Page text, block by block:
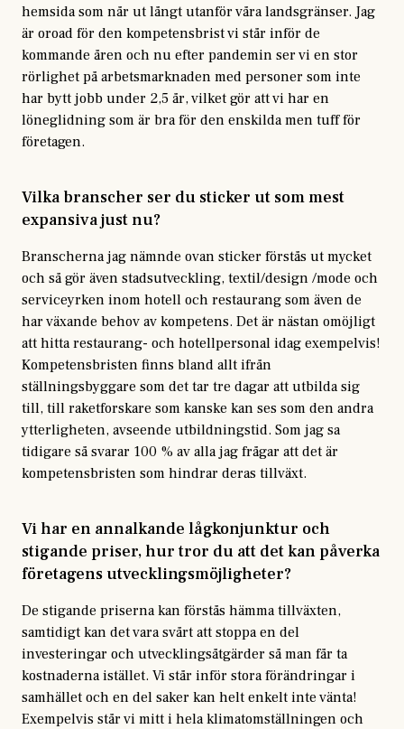
hemsida som når ut långt utanför våra landsgränser. Jag
är oroad för den kompetensbrist vi står inför de
kommande åren och nu efter pandemin ser vi en stor
rörlighet på arbetsmarknaden med personer som inte
har bytt jobb under 2,5 år, vilket gör att vi har en
löneglidning som är bra för den enskilda men tuff för
företagen.
Vilka branscher ser du sticker ut som mest
expansiva just nu?
Branscherna jag nämnde ovan sticker förstås ut mycket
och så gör även stadsutveckling, textil/design /mode och
serviceyrken inom hotell och restaurang som även de
har växande behov av kompetens. Det är nästan omöjligt
att hitta restaurang- och hotellpersonal idag exempelvis!
Kompetensbristen finns bland allt ifrån
ställningsbyggare som det tar tre dagar att utbilda sig
till, till raketforskare som kanske kan ses som den andra
ytterligheten, avseende utbildningstid. Som jag sa
tidigare så svarar 100 % av alla jag frågar att det är
kompetensbristen som hindrar deras tillväxt.
Vi har en annalkande lågkonjunktur och
stigande priser, hur tror du att det kan påverka
företagens utvecklingsmöjligheter?
De stigande priserna kan förstås hämma tillväxten,
samtidigt kan det vara svårt att stoppa en del
investeringar och utvecklingsåtgärder så man får ta
kostnaderna istället. Vi står inför stora förändringar i
samhället och en del saker kan helt enkelt inte vänta!
Exempelvis står vi mitt i hela klimatomställningen och